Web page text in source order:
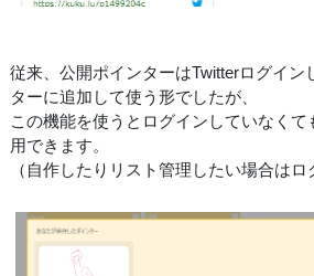
従来、公開ポインターはTwitterログイン
ターに追加して使う形でしたが、
この機能を使うとログインしていなく
用できます。
（自作したりリスト管理したい場合はロ